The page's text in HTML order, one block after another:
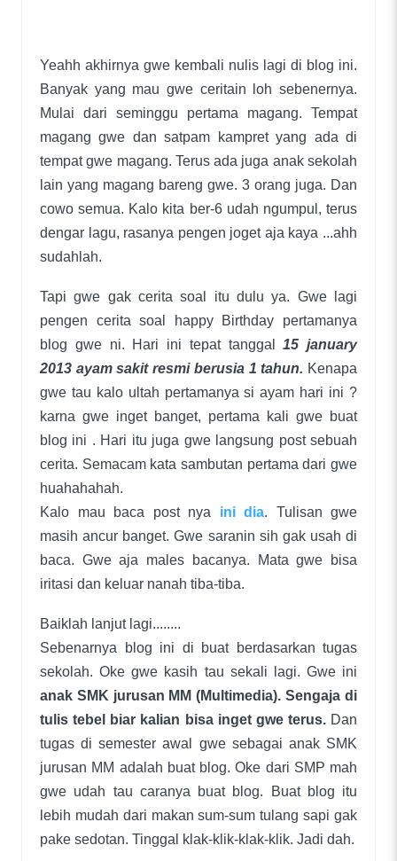
Yeahh akhirnya gwe kembali nulis lagi di blog ini.
Banyak yang mau gwe ceritain loh sebenernya.
Mulai dari seminggu pertama magang. Tempat
magang gwe dan satpam kampret yang ada di
tempat gwe magang. Terus ada juga anak sekolah
lain yang magang bareng gwe. 3 orang juga. Dan
cowo semua. Kalo kita ber-6 udah ngumpul, terus
dengar lagu, rasanya pengen joget aja kaya ...ahh
sudahlah.
Tapi gwe gak cerita soal itu dulu ya. Gwe lagi
pengen cerita soal happy Birthday pertamanya
blog gwe ni. Hari ini tepat tanggal15 january
2013 ayam sakit resmi berusia 1 tahun. Kenapa
gwe tau kalo ultah pertamanya si ayam hari ini ?
karna gwe inget banget, pertama kali gwe buat
blog ini . Hari itu juga gwe langsung post sebuah
cerita. Semacam kata sambutan pertama dari gwe
huahahahah.
Kalo mau baca post nya ini dia. Tulisan gwe
masih ancur banget. Gwe saranin sih gak usah di
baca. Gwe aja males bacanya. Mata gwe bisa
iritasi dan keluar nanah tiba-tiba.
Baiklah lanjut lagi........
Sebenarnya blog ini di buat berdasarkan tugas
sekolah. Oke gwe kasih tau sekali lagi. Gwe ini
anak SMK jurusan MM (Multimedia). Sengaja di
tulis tebel biar kalian bisa inget gwe terus. Dan
tugas di semester awal gwe sebagai anak SMK
jurusan MM adalah buat blog. Oke dari SMP mah
gwe udah tau caranya buat blog. Buat blog itu
lebih mudah dari makan sum-sum tulang sapi gak
pake sedotan. Tinggal klak-klik-klak-klik. Jadi dah.